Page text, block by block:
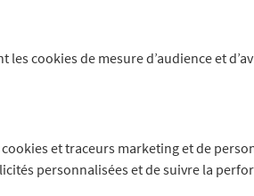
?
lescookiesde mesure d’audience et
cookies et traceurs marketing et de
personnalisées et de suivre la